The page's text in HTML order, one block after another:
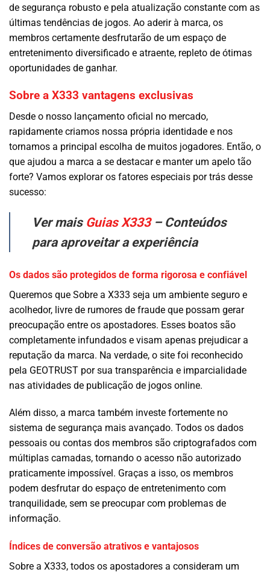
de segurança robusto e pela atualização constante com as
últimas tendências de jogos. Ao aderir à marca, os
membros certamente desfrutarão de um espaço de
entretenimento diversificado e atraente, repleto de ótimas
oportunidades de ganhar.
Sobre a X333 vantagens exclusivas
Desde o nosso lançamento oficial no mercado,
rapidamente criamos nossa própria identidade e nos
tornamos a principal escolha de muitos jogadores. Então, o
que ajudou a marca a se destacar e manter um apelo tão
forte? Vamos explorar os fatores especiais por trás desse
sucesso:
Ver mais Guias X333– Conteúdos
para aproveitar a experiência
Os dados são protegidos de forma rigorosa e confiável
Queremos que Sobre a X333 seja um ambiente seguro e
acolhedor, livre de rumores de fraude que possam gerar
preocupação entre os apostadores. Esses boatos são
completamente infundados e visam apenas prejudicar a
reputação da marca. Na verdade, o site foi reconhecido
pela GEOTRUST por sua transparência e imparcialidade
nas atividades de publicação de jogos online.
Além disso, a marca também investe fortemente no
sistema de segurança mais avançado. Todos os dados
pessoais ou contas dos membros são criptografados com
múltiplas camadas, tornando o acesso não autorizado
praticamente impossível. Graças a isso, os membros
podem desfrutar do espaço de entretenimento com
tranquilidade, sem se preocupar com problemas de
informação.
Índices de conversão atrativos e vantajosos
Sobre a X333, todos os apostadores a consideram um